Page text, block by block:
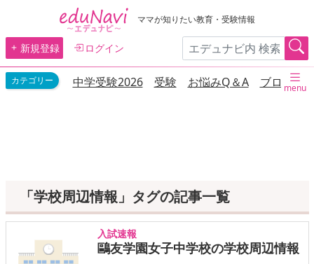
ママが知りたい教育・受験情報
新規登録 ログイン
中学受験2026 受験 お悩みQ＆A ブログmenu
「学校周辺情報」タグの記事一覧
入試速報
鷗友学園女子中学校の学校周辺情報